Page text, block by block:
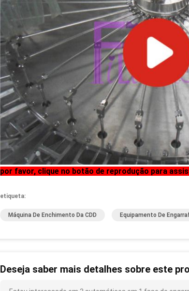
por favor, clique no botão de reprodução para
etiqueta:
Máquina De Enchimento Da CDD Equipamento De
Deseja saber mais detalhes sobre este